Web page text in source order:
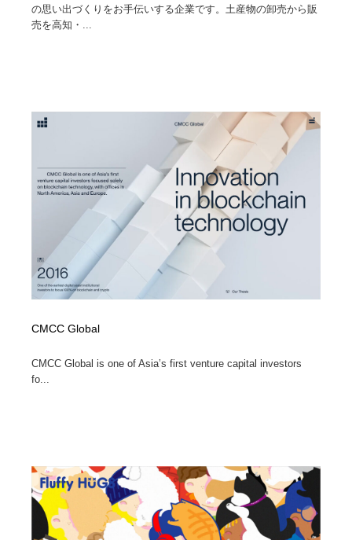
の思い出づくりをお手伝いする企業です。土産物の卸売から販
売を高知・...
CMCC Global
CMCC Global is one of Asia’s first venture capital investors
fo...